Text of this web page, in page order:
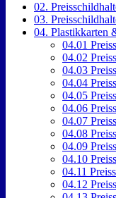
02.
03.
04. Plastikkarten
04.01
04.02
04.03
04.04
04.05
04.06
04.07
04.08
04.09
04.10
04.11
04.12